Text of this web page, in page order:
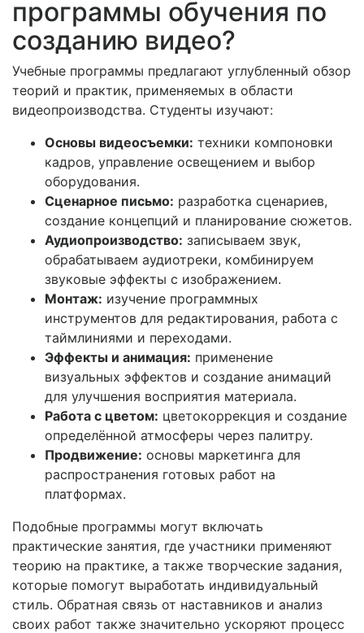
программы обучения по
созданию видео?
Учебные программы предлагают углубленный обзор
теорий и практик, применяемых в области
видеопроизводства. Студенты изучают:
Основы видеосъемки: техники компоновки
кадров, управление освещением и выбор
оборудования.
Сценарное письмо: разработка сценариев,
создание концепций и планирование сюжетов.
Аудиопроизводство: записываем звук,
обрабатываем аудиотреки, комбинируем
звуковые эффекты с изображением.
Монтаж: изучение программных
инструментов для редактирования, работа с
таймлиниями и переходами.
Эффекты и анимация: применение
визуальных эффектов и создание анимаций
для улучшения восприятия материала.
Работа с цветом: цветокоррекция и создание
определённой атмосферы через палитру.
Продвижение: основы маркетинга для
распространения готовых работ на
платформах.
Подобные программы могут включать
практические занятия, где участники применяют
теорию на практике, а также творческие задания,
которые помогут выработать индивидуальный
стиль. Обратная связь от наставников и анализ
своих работ также значительно ускоряют процесс